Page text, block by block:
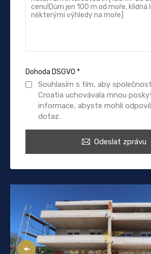
Dohoda DSGVO *
Souhlasím s tím, aby
Croatia uchovávala mnou
informace, abyste mohli
dotaz.
Odeslat zprávu